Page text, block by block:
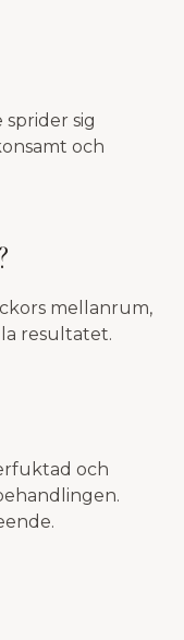
sig
och
mellanrum,
resultatet.
och